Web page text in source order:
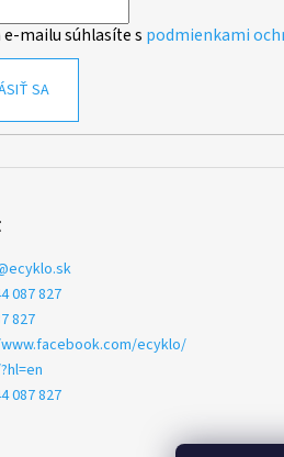
mailu súhlasíte s podmienkami
SA
ecyklo.sk
087 827
827
ecyklo/
087 827